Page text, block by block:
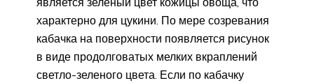
характерно для цукини. По мере созревания
кабачка на поверхности появляется рисунок
в виде продолговатых мелких вкраплений
светло-зеленого цвета. Если по кабачку